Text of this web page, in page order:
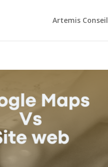
Artemis Conseil